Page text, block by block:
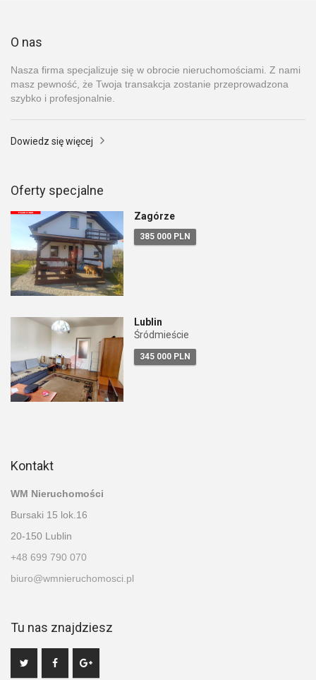
O nas
Nasza firma specjalizuje się w obrocie nieruchomościami. Z nami
masz pewność, że Twoja transakcja zostanie przeprowadzona
szybko i profesjonalnie.
Dowiedz się więcej
Oferty specjalne
Zagórze
385 000 PLN
Lublin
Śródmieście
345 000 PLN
Kontakt
WM Nieruchomości
Bursaki 15 lok.16
20-150 Lublin
+48 699 790 070
biuro@wmnieruchomosci.pl
Tu nas znajdziesz